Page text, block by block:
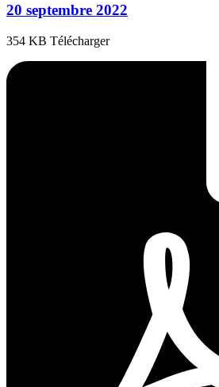
20 septembre 2022
354 KB Télécharger